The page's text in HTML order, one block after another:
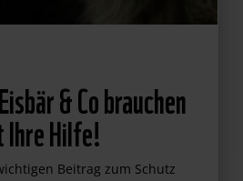
& Co brauchen
Hilfe!